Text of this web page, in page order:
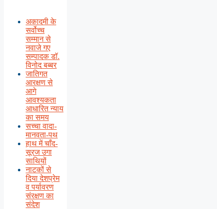
अकादमी के
सर्वोच्च
सम्मान से
नवाजे गए
सम्पादक डॉ.
विनोद बब्बर
जातिगत
आरक्षण से
आगे
आवश्यकता
आधारित न्याय
का समय
सच्चा वादा-
मानवता-पथ
हाथ में चाँद-
सूरज उगा
साथियों
नाटकों से
दिया देशप्रेम
व पर्यावरण
संरक्षण का
संदेश